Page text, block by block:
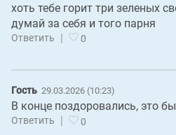
хоть тебе горит три зеленых
думай за себя и того парня
Ответить | 0
Гость 29.03.2026 (10:23)
В конце поздоровались, это
Ответить 0